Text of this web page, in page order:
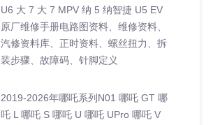
U6 大 7 大 7 MPV 纳 5 纳智捷 U5 EV
原厂维修手册电路图资料、维修资料、
汽修资料库、正时资料、螺丝扭力、拆
装步骤、故障码、针脚定义
2019-2026年哪吒系列N01 哪吒 GT 哪
吒 L 哪吒 S 哪吒 U 哪吒 UPro 哪吒 V